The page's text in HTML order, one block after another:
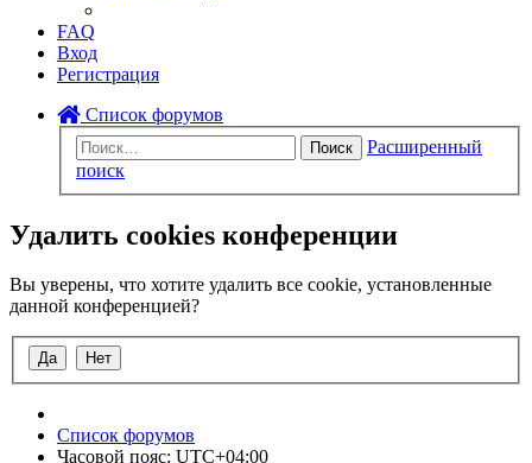
FAQ
Вход
Регистрация
Список форумов
Поиск
Расширенный
поиск
Удалить cookies конференции
Вы уверены, что хотите удалить все cookie, установленные
данной конференцией?
Список форумов
Часовой пояс: UTC+04:00